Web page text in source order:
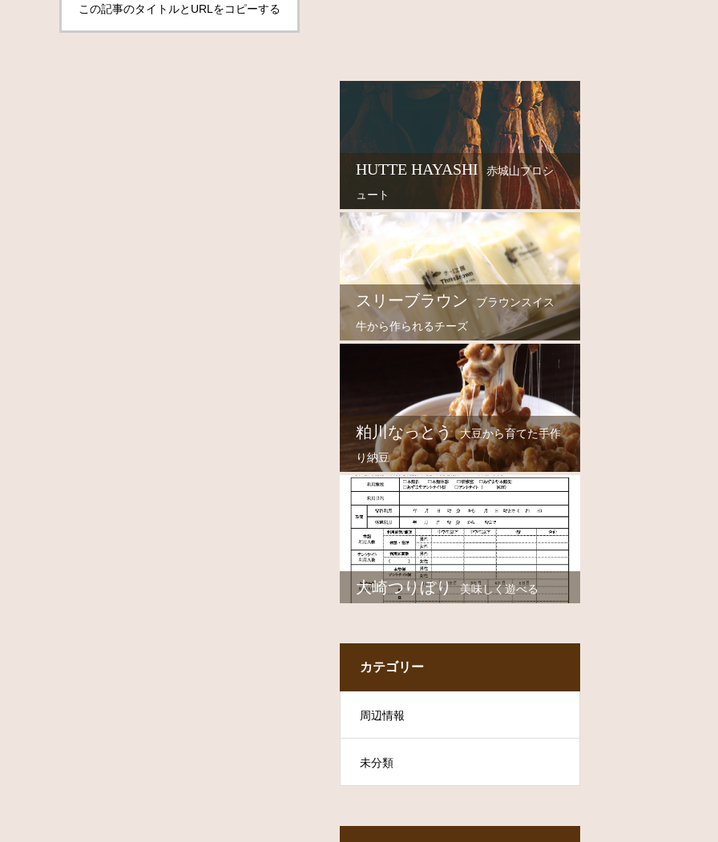
この記事のタイトルとURLをコピーする
HUTTE HAYASHI
赤城山プロシ
ュート
スリーブラウン
ブラウンスイス
牛から作られるチーズ
粕川なっとう
大豆から育てた手作
り納豆
大崎つりぼり 美味しく遊べる
カテゴリー
周辺情報
未分類